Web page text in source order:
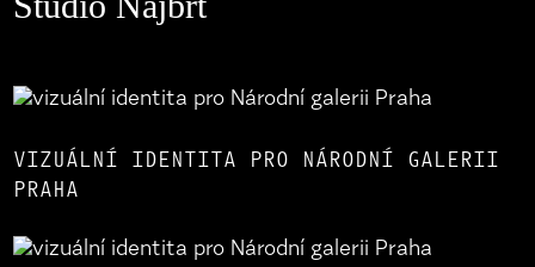
VIZUÁLNÍ IDENTITA PRO NÁRODNÍ GALERII
PRAHA